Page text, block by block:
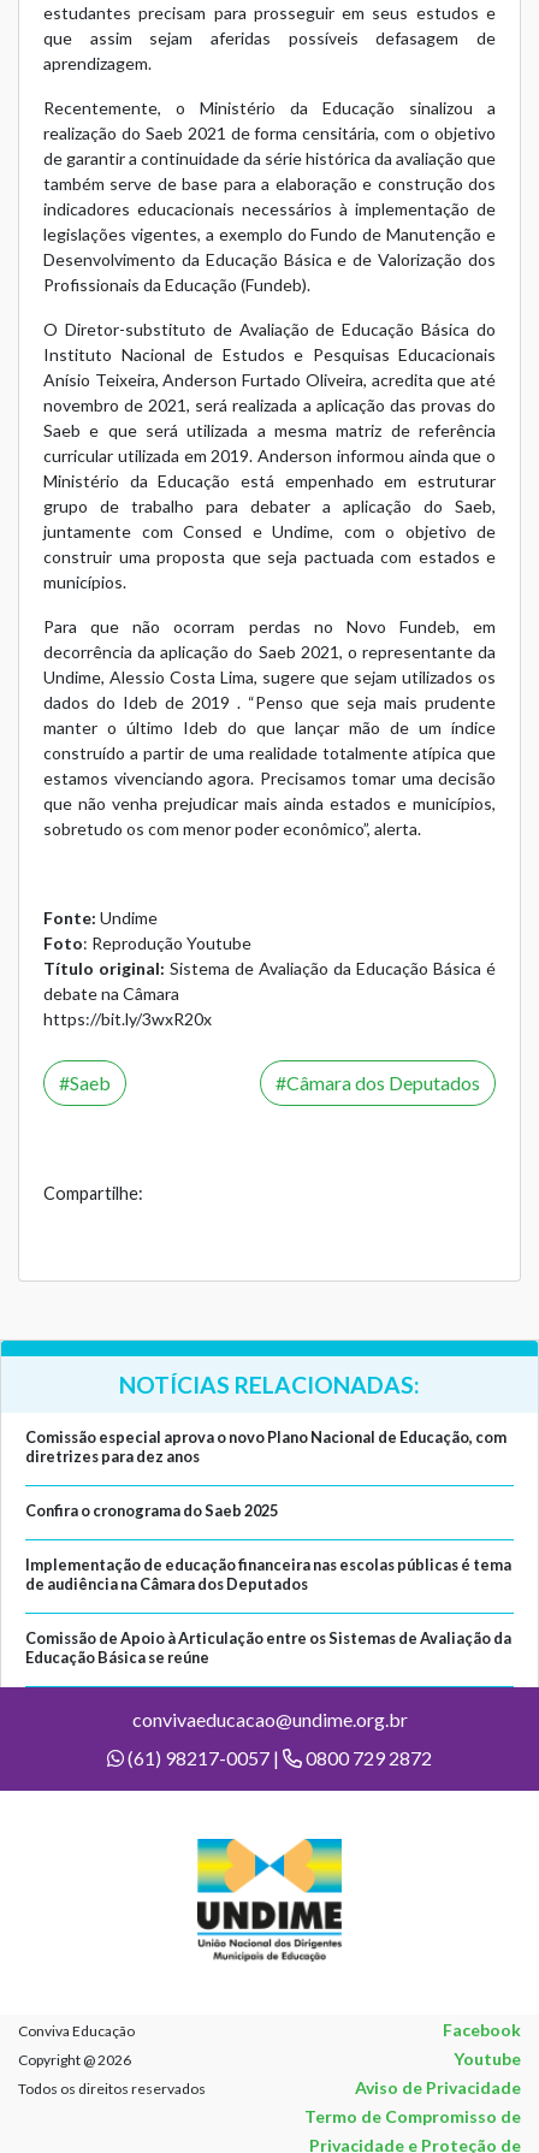
estudantes precisam para prosseguir em seus estudos e
que assim sejam aferidas possíveis defasagem de
aprendizagem.
Recentemente, o Ministério da Educação sinalizou a
realização do Saeb 2021 de forma censitária, com o objetivo
de garantir a continuidade da série histórica da avaliação que
também serve de base para a elaboração e construção dos
indicadores educacionais necessários à implementação de
legislações vigentes, a exemplo do Fundo de Manutenção e
Desenvolvimento da Educação Básica e de Valorização dos
Profissionais da Educação (Fundeb).
O Diretor-substituto de Avaliação de Educação Básica do
Instituto Nacional de Estudos e Pesquisas Educacionais
Anísio Teixeira, Anderson Furtado Oliveira, acredita que até
novembro de 2021, será realizada a aplicação das provas do
Saeb e que será utilizada a mesma matriz de referência
curricular utilizada em 2019. Anderson informou ainda que o
Ministério da Educação está empenhado em estruturar
grupo de trabalho para debater a aplicação do Saeb,
juntamente com Consed e Undime, com o objetivo de
construir uma proposta que seja pactuada com estados e
municípios.
Para que não ocorram perdas no Novo Fundeb, em
decorrência da aplicação do Saeb 2021, o representante da
Undime, Alessio Costa Lima, sugere que sejam utilizados os
dados do Ideb de 2019 . “Penso que seja mais prudente
manter o último Ideb do que lançar mão de um índice
construído a partir de uma realidade totalmente atípica que
estamos vivenciando agora. Precisamos tomar uma decisão
que não venha prejudicar mais ainda estados e municípios,
sobretudo os com menor poder econômico”, alerta.
Fonte: Undime
Foto: Reprodução Youtube
Título original: Sistema de Avaliação da Educação Básica é
debate na Câmara
https://bit.ly/3wxR20x
Saeb Câmara dos Deputados
Compartilhe:
NOTÍCIAS RELACIONADAS:
Comissão especial aprova o novo Plano Nacional de Educação, com
diretrizes para dez anos
Confira o cronograma do Saeb 2025
Implementação de educação financeira nas escolas públicas é tema
de audiência na Câmara dos Deputados
Comissão de Apoio à Articulação entre os Sistemas de Avaliação da
Educação Básica se reúne
convivaeducacao@undime.org.br
(61) 98217-0057 |
0800 729 2872
Conviva Educação Facebook
Copyright @ 2026 Youtube
Todos os direitos reservados
Aviso de Privacidade
Termo de Compromisso de
Privacidade e Proteção de